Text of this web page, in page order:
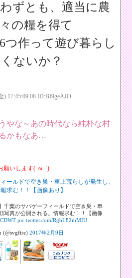
ずとも、適当に農
の糧を得て
つ作って遊び暮らし
ないか？
) 17:45:09.08 ID:BI9geAJD
やな～あの時代なら純朴な村
かもなあ…
願いします(･ω･´)
ールドで空き巣・車上荒らしが発生し、
求む！！【画像あり】
千葉のサバゲーフィールドで空き巣・車
写真が公開される。情報求む！！【画像
pic.twitter.com/RgbL82mMIU
(@svgfire) 2017年2月9日